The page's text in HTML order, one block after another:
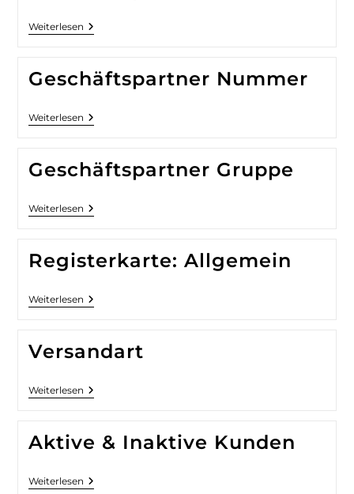
Weiterlesen
Geschäftspartner Nummer
Weiterlesen
Geschäftspartner Gruppe
Weiterlesen
Registerkarte: Allgemein
Weiterlesen
Versandart
Weiterlesen
Aktive & Inaktive Kunden
Weiterlesen